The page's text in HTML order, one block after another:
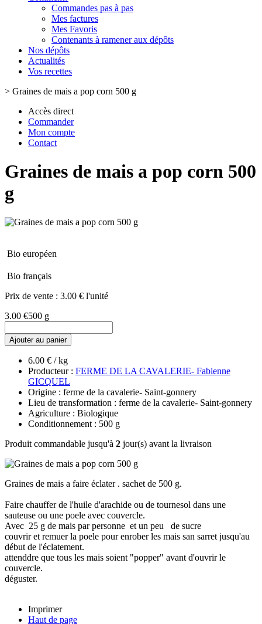
Commandes pas à pas
Mes factures
Mes Favoris
Contenants à ramener aux dépôts
Nos dépôts
Actualités
Vos recettes
> Graines de mais a pop corn 500 g
Accès direct
Commander
Mon compte
Contact
Graines de mais a pop corn 500
g
Bio européen
Bio français
Prix de vente : 3.00 € l'unité
3.00 €500 g
Ajouter au panier
6.00 € / kg
Producteur : FERME DE LA CAVALERIE- Fabienne
GICQUEL
Origine : ferme de la cavalerie- Saint-gonnery
Lieu de transformation : ferme de la cavalerie- Saint-gonnery
Agriculture : Biologique
Conditionnement : 500 g
Produit commandable jusqu'à 2 jour(s) avant la livraison
Graines de mais a faire éclater . sachet de 500 g.
Faire chauffer de l'huile d'arachide ou de tournesol dans une
sauteuse ou une poele avec couvercle.
Avec 25 g de mais par personne et un peu de sucre
couvrir et remuer la poele pour enrober les mais san sarret jusqu'au
début de l'éclatement.
attenddre que tous les mais soient "popper" avant d'ouvrir le
couvercle.
déguster.
Imprimer
Haut de page